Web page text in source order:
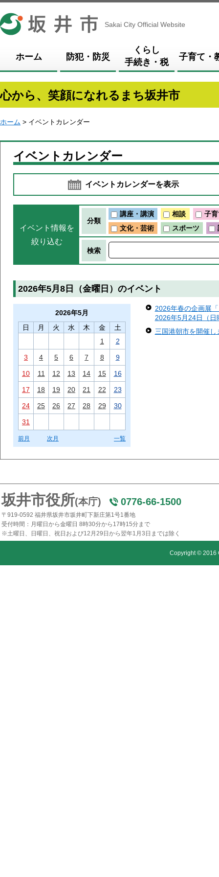
坂井市
Sakai City Official Website
ホーム 防犯・防災
くらし
手続き・税
子育て・
心から、笑顔になれるまち坂井市
ホーム > イベントカレンダー
イベントカレンダー
イベントカレンダーを表示
イベント情報を
絞り込む
分類
講座・講演 相談
子
文化・芸術
スポーツ
検索
2026年5月8日（金曜日）のイベント
2026年5月
日
月 火 水 木 金
土
1
2
3 4 5 6 7 8 9
10 11 12 13 14 15 16
17 18 19 20 21 22 23
24 25 26 27 28 29 30
31
前月 一覧
次月
2026年春の企画展
2026年5月24日（日
三国港朝市を開催
坂井市役所(本庁) 0776-66-1500
〒919-0592 福井県坂井市坂井町下新庄第1号1番地
受付時間：月曜日から金曜日 8時30分から17時15分まで
※土曜日、日曜日、祝日および12月29日から翌年1月3日までは除く
Copyright © 2016